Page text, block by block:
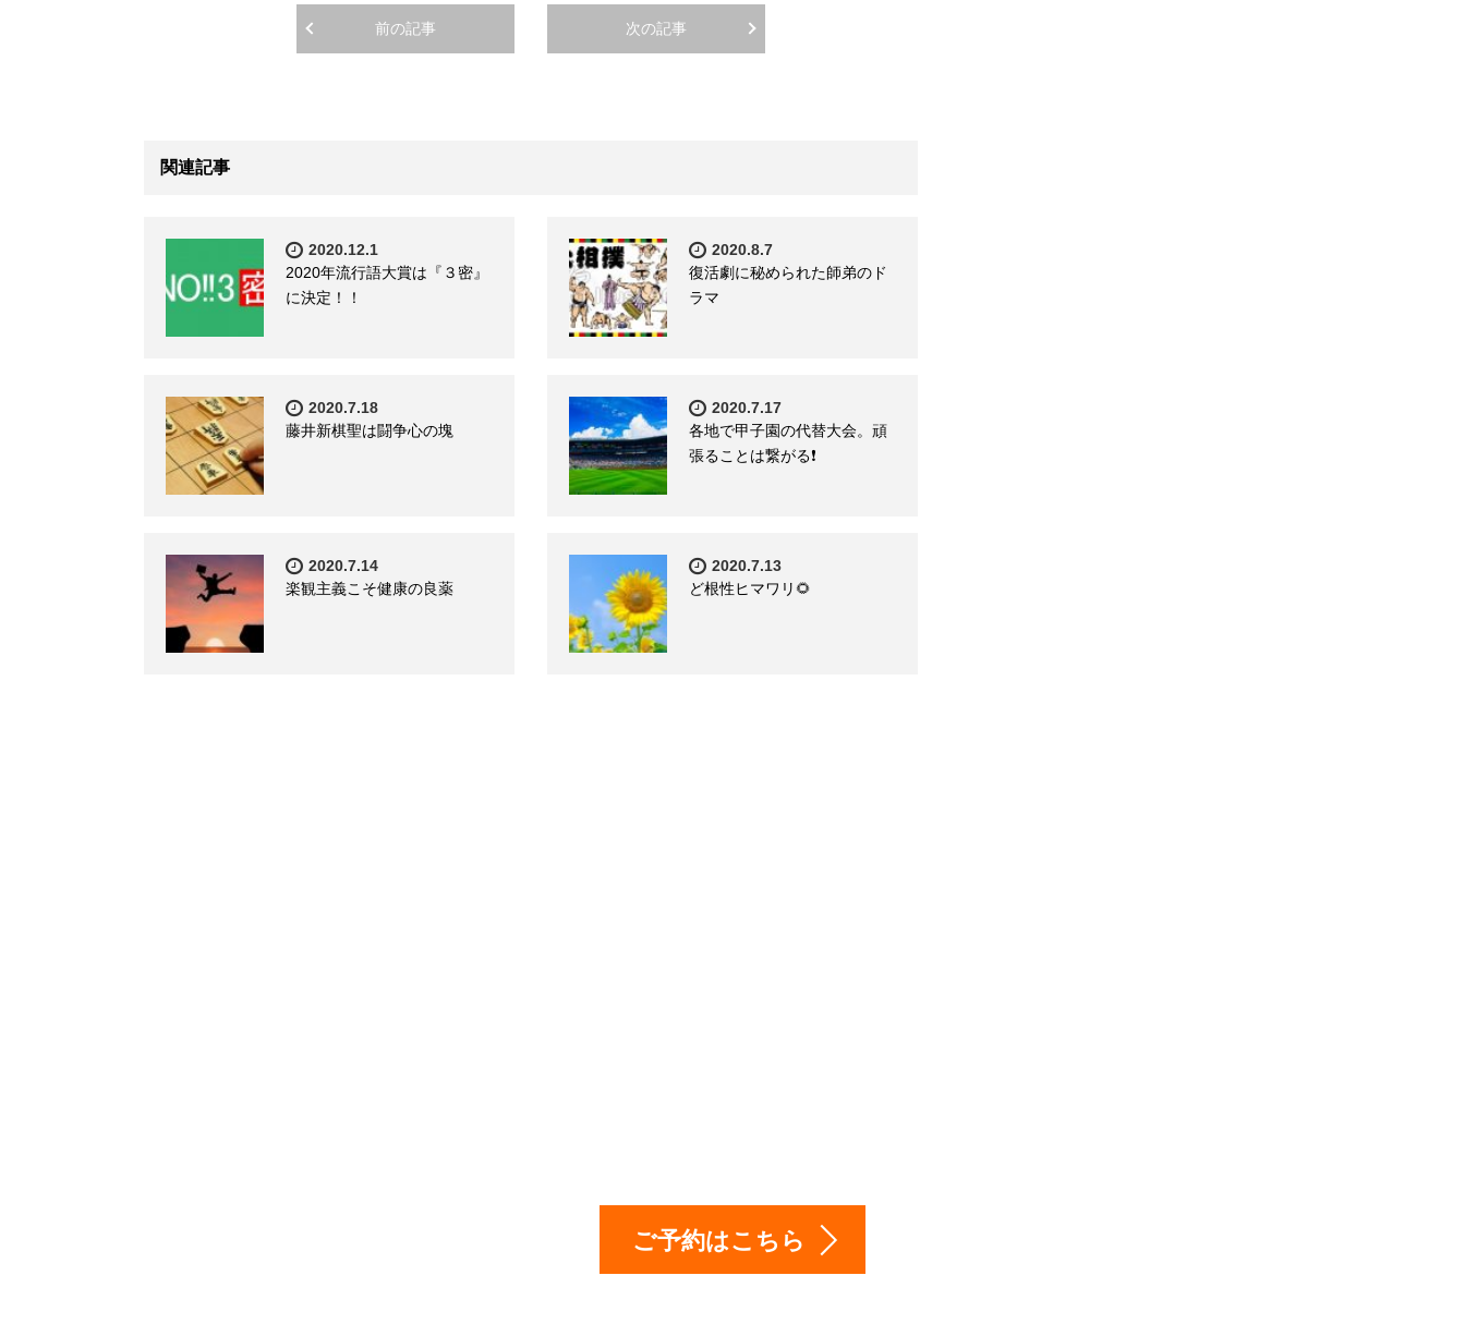
前の記事 次の記事
関連記事
2020.12.1
2020年流行語大賞は『３密』
に決定！！
2020.8.7
復活劇に秘められた師弟のド
ラマ
2020.7.18
藤井新棋聖は闘争心の塊
2020.7.17
各地で甲子園の代替大会。頑
張ることは繋がる❗️
2020.7.14
楽観主義こそ健康の良薬
2020.7.13
ど根性ヒマワリ🌻
ご予約はこちら